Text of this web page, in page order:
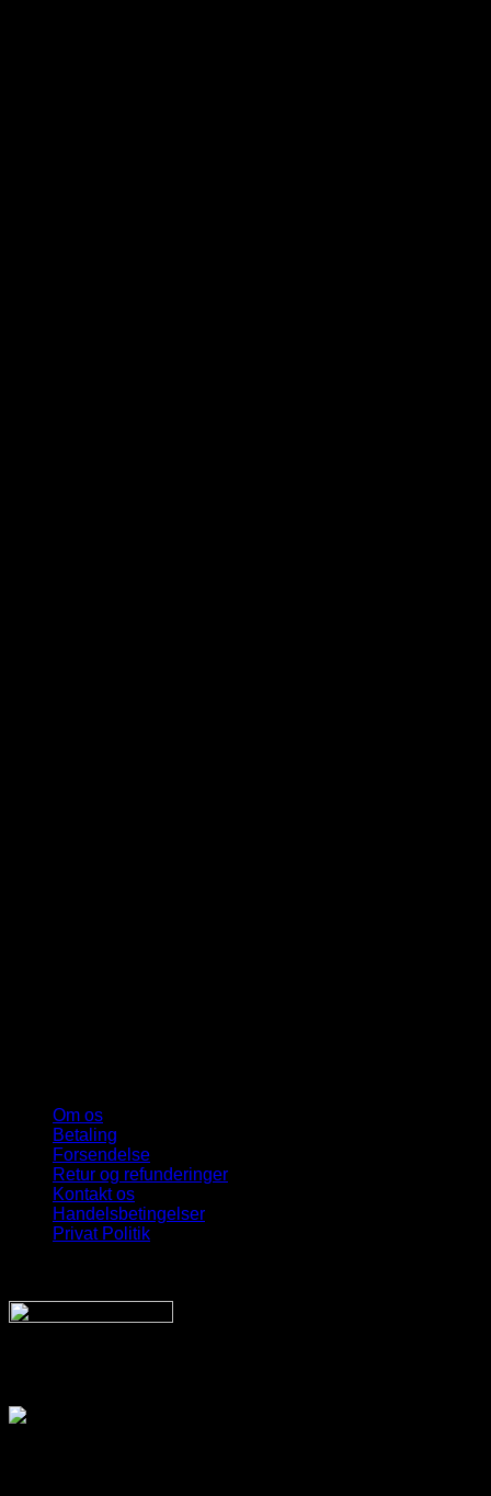
Om os
Betaling
Forsendelse
Retur og refunderinger
Kontakt os
Handelsbetingelser
Privat Politik